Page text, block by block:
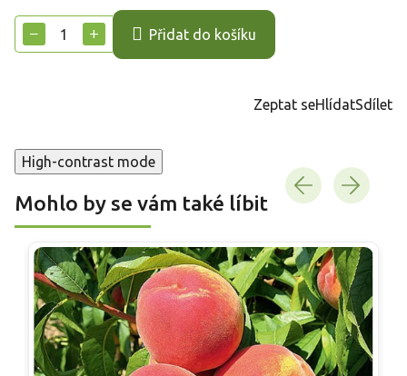
cena:
+
− Přidat do košíku
Zeptat seHlídatSdílet
High-contrast mode
Mohlo by se vám také líbit